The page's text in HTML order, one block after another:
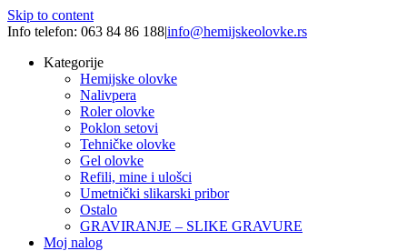
Skip to content
Info telefon: 063 84 86 188|info@hemijskeolovke.rs
Kategorije
Hemijske olovke
Nalivpera
Roler olovke
Poklon setovi
Tehničke olovke
Gel olovke
Refili, mine i ulošci
Umetnički slikarski pribor
Ostalo
GRAVIRANJE – SLIKE GRAVURE
Moj nalog